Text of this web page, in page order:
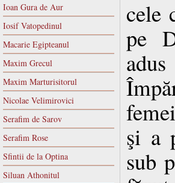
Ioan Gura de Aur
Iosif Vatopedinul
Macarie Egipteanul
Maxim Grecul
Maxim Marturisitorul
Nicolae Velimirovici
Serafim de Sarov
Serafim Rose
Sfintii de la Optina
Siluan Athonitul
cele
pe
şi a
sub